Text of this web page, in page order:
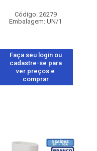
Código: 26279
Embalagem: UN/1
Faça seu login ou
cadastre-se para
ver preços e
comprar